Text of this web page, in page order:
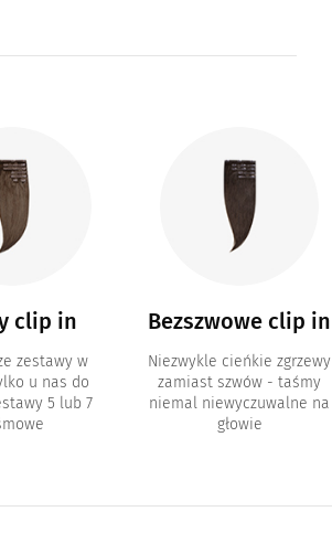
clip in
zestawy w
u nas do
5 lub 7
Bezszwowe clip in
Niezwykle cieńkie zgrzewy
zamiast szwów - taśmy
niemal niewyczuwalne na
głowie